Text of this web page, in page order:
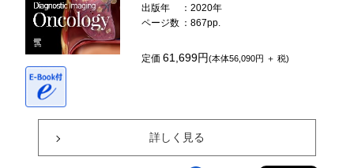
出版年
：2020年
ページ数 ：867pp.
定価61,699円(本体56,090円 ＋ 税)
詳しく見る